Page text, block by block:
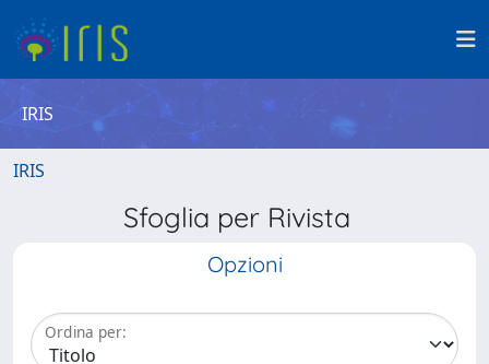
IRIS
IRIS
Sfoglia per Rivista
Opzioni
Ordina per: